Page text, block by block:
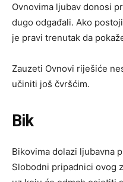
Ovnovima ljubav donosi
dugo odgađali. Ako
je pravi trenutak da
Zauzeti Ovnovi riješiće
učiniti još čvršćim.
Bik
Bikovima dolazi ljubavna
Slobodni pripadnici ovog